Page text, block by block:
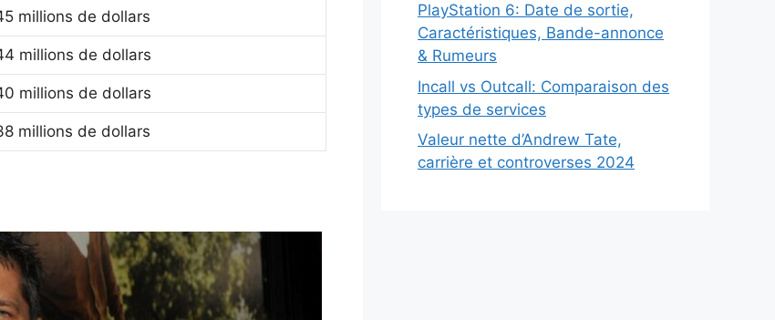
millions de dollars
millions de dollars
millions de dollars
millions de dollars
PlayStation 6: Date de sortie,
Caractéristiques, Bande-annonce
& Rumeurs
Incall vs Outcall: Comparaison des
types de services
Valeur nette d’Andrew Tate,
carrière et controverses 2024